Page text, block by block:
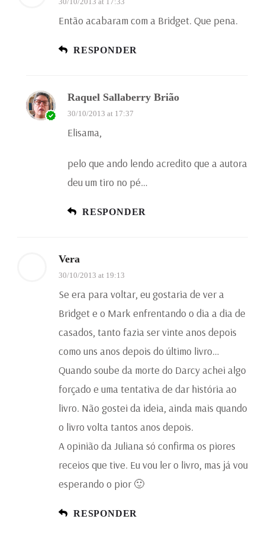
Então acabaram com a Bridget. Que pena.
RESPONDER
Raquel Sallaberry Brião
30/10/2013 at 17:37
Elisama,
pelo que ando lendo acredito que a autora
deu um tiro no pé…
RESPONDER
Vera
30/10/2013 at 19:13
Se era para voltar, eu gostaria de ver a
Bridget e o Mark enfrentando o dia a dia de
casados, tanto fazia ser vinte anos depois
como uns anos depois do último livro…
Quando soube da morte do Darcy achei algo
forçado e uma tentativa de dar história ao
livro. Não gostei da ideia, ainda mais quando
o livro volta tantos anos depois.
A opinião da Juliana só confirma os piores
receios que tive. Eu vou ler o livro, mas já vou
esperando o pior 🙂
RESPONDER